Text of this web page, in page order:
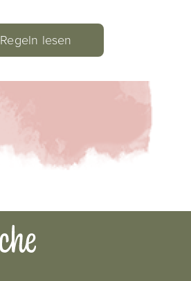
Regeln lesen